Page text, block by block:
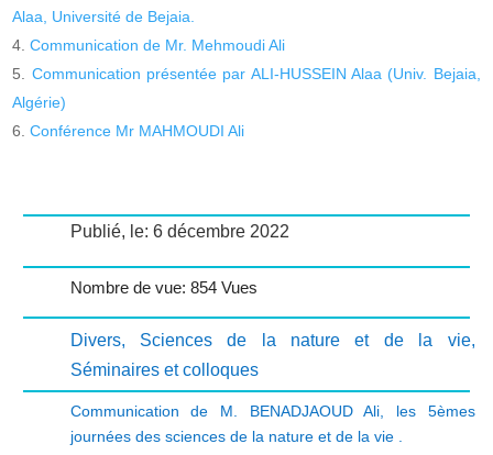
Alaa, Université de Bejaia.
Communication de Mr. Mehmoudi Ali
Communication présentée par ALI-HUSSEIN Alaa (Univ. Bejaia,
Algérie)
Conférence Mr MAHMOUDI Ali
Publié, le: 6 décembre 2022
Nombre de vue: 854 Vues
Divers, Sciences de la nature et de la vie,
Séminaires et colloques
Communication de M. BENADJAOUD Ali
les 5èmes
journées des sciences de la nature et de la vie .